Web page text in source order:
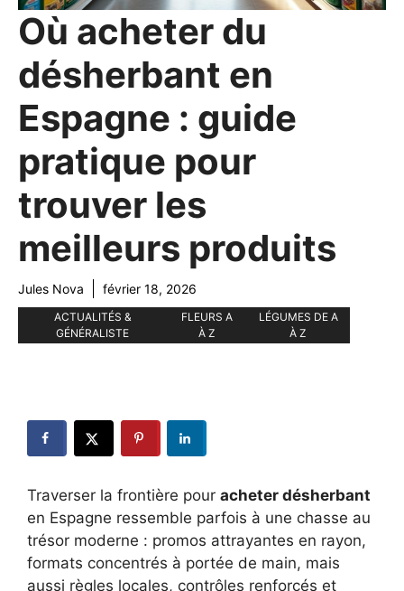
Où acheter du
désherbant en
Espagne : guide
pratique pour
trouver les
meilleurs produits
Jules Nova février 18, 2026
ACTUALITÉS &
GÉNÉRALISTE
FLEURS A
À Z
LÉGUMES DE A
À Z
Traverser la frontière pour acheter désherbant
en Espagne ressemble parfois à une chasse au
trésor moderne : promos attrayantes en rayon,
formats concentrés à portée de main, mais
aussi règles locales, contrôles renforcés et